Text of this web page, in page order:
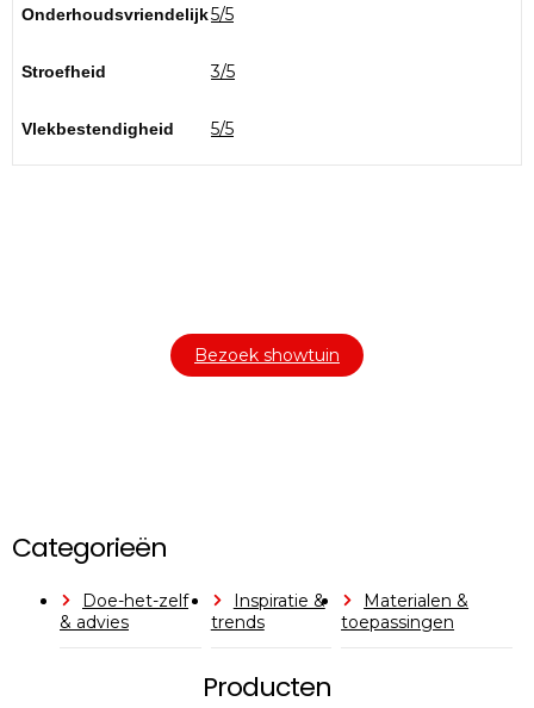
Onderhoudsvriendelijk5/5
Stroefheid 3/5
Vlekbestendigheid 5/5
Bezoek showtuin
Categorieën
Doe-het-zelf
& advies
Inspiratie &
trends
Materialen &
toepassingen
Producten